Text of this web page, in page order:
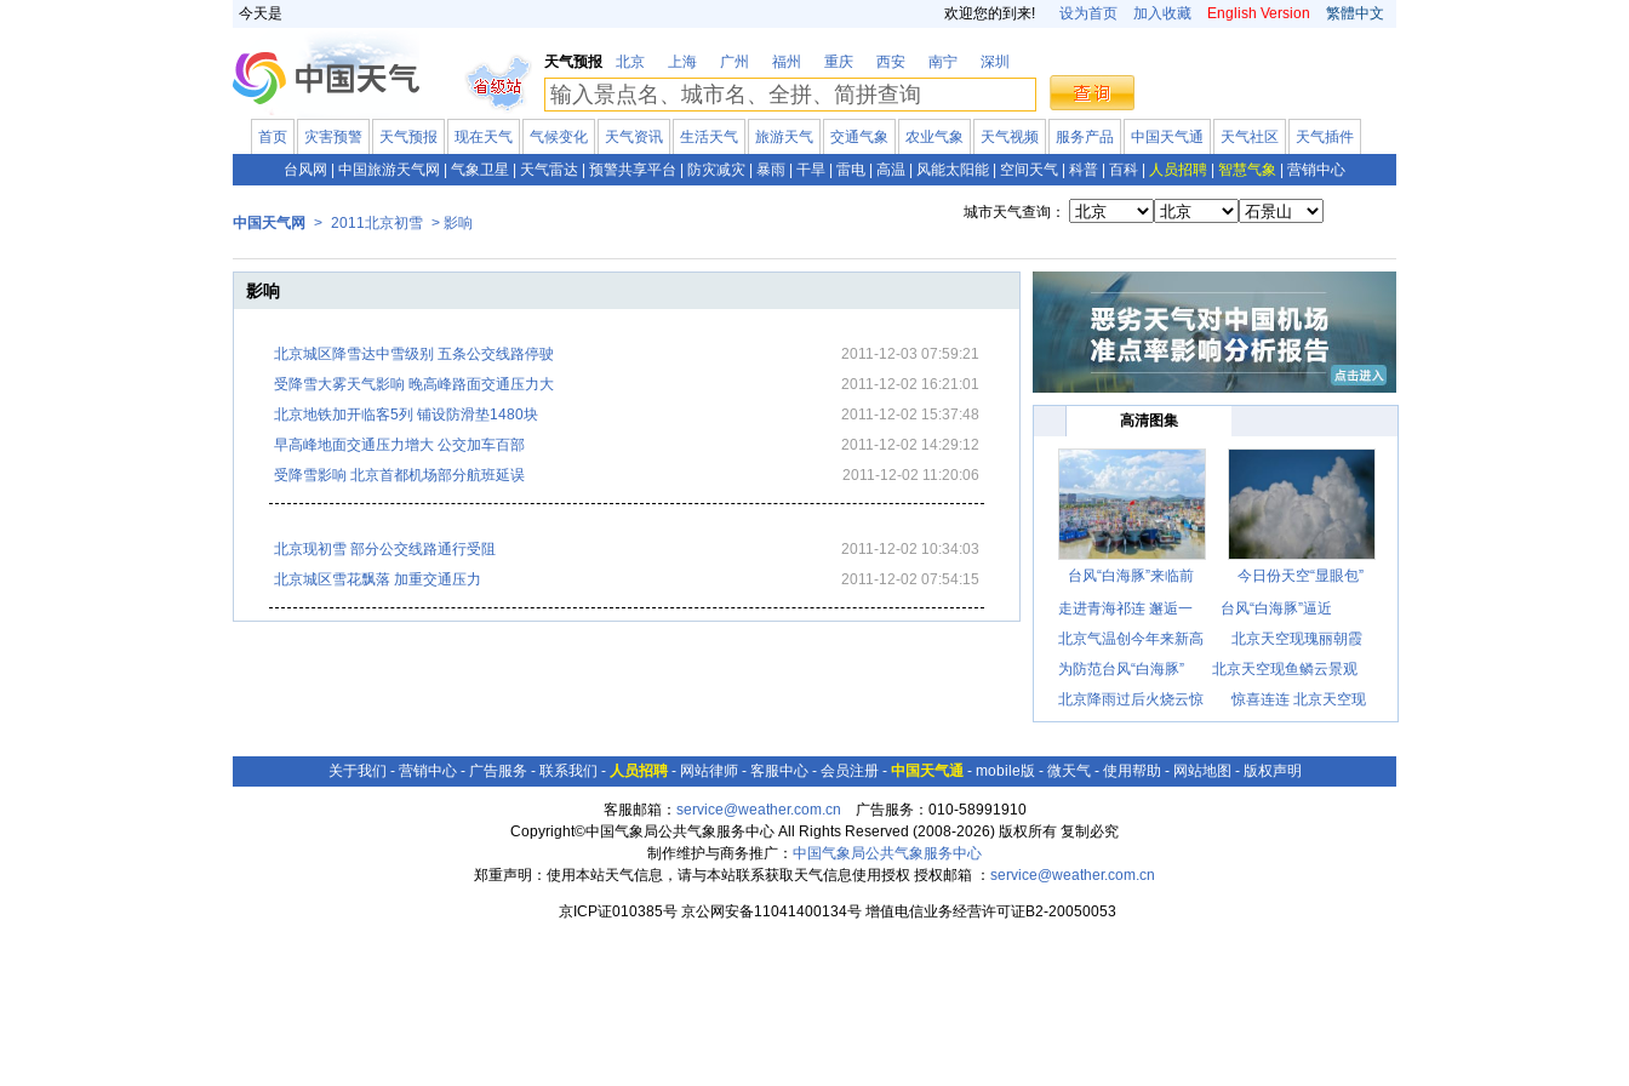
今天是 欢迎您的到来! 设为首页 加入收藏 English Version 繁體中文
天气预报 北京 上海 广州 福州 重庆 西安 南宁 深圳
首页 灾害预警 天气预报 现在天气 气候变化 天气资讯 生活天气 旅游天气 交通气象 农业气象 天气视频 服务产品 中国天气通 天气社区
天气插件
台风网
中国旅游天气网 气象卫星 天气雷达 预警共享平台 防灾减灾 暴雨 干旱 雷电 高温 风能太阳能 空间天气 科普 百科 人员招聘 智慧气象 营销中心
中国天气网 > 2011北京初雪 > 影响
城市天气查询：
影响
北京城区降雪达中雪级别 五条公交线路停驶
2011-12-03 07:59:21
受降雪大雾天气影响 晚高峰路面交通压力大
2011-12-02 16:21:01
北京地铁加开临客5列 铺设防滑垫1480块
2011-12-02 15:37:48
早高峰地面交通压力增大 公交加车百部
2011-12-02 14:29:12
受降雪影响 北京首都机场部分航班延误
2011-12-02 11:20:06
北京现初雪 部分公交线路通行受阻
2011-12-02 10:34:03
北京城区雪花飘落 加重交通压力
2011-12-02 07:54:15
高清图集
台风“白海豚”来临前
今日份天空“显眼包”
走进青海祁连 邂逅一
台风“白海豚”逼近
北京气温创今年来新高
北京天空现瑰丽朝霞
为防范台风“白海豚”
北京天空现鱼鳞云景观
北京降雨过后火烧云惊
惊喜连连 北京天空现
关于我们 - 营销中心 - 广告服务 - 联系我们 - 人员招聘 - 网站律师 - 客服中心 - 会员注册 - 中国天气通 - mobile版 - 微天气 - 使用帮助 - 网站地图 - 版权声明
客服邮箱： service@weather.com.cn 广告服务：010-58991910
Copyright©中国气象局公共气象服务中心 All Rights Reserved (2008-2026) 版权所有 复制必究
制作维护与商务推广： 中国气象局公共气象服务中心
郑重声明：使用本站天气信息，请与本站联系获取天气信息使用授权 授权邮箱 ： service@weather.com.cn
京ICP证010385号 京公网安备11041400134号 增值电信业务经营许可证B2-20050053